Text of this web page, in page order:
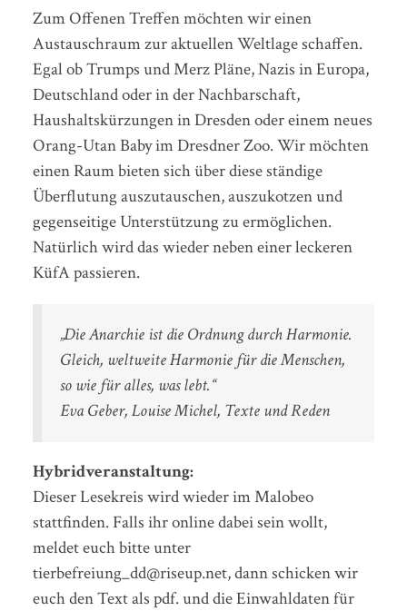
Zum Offenen Treffen möchten wir einen
Austauschraum zur aktuellen Weltlage schaffen.
Egal ob Trumps und Merz Pläne, Nazis in Europa,
Deutschland oder in der Nachbarschaft,
Haushaltskürzungen in Dresden oder einem neues
Orang-Utan Baby im Dresdner Zoo. Wir möchten
einen Raum bieten sich über diese ständige
Überflutung auszutauschen, auszukotzen und
gegenseitige Unterstützung zu ermöglichen.
Natürlich wird das wieder neben einer leckeren
KüfA passieren.
„Die Anarchie ist die Ordnung durch Harmonie.
Gleich, weltweite Harmonie für die Menschen,
so wie für alles, was lebt.“
Eva Geber, Louise Michel, Texte und Reden
Hybridveranstaltung:
Dieser Lesekreis wird wieder im Malobeo
stattfinden. Falls ihr online dabei sein wollt,
meldet euch bitte unter
tierbefreiung_dd@riseup.net, dann schicken wir
euch den Text als pdf. und die Einwahldaten für